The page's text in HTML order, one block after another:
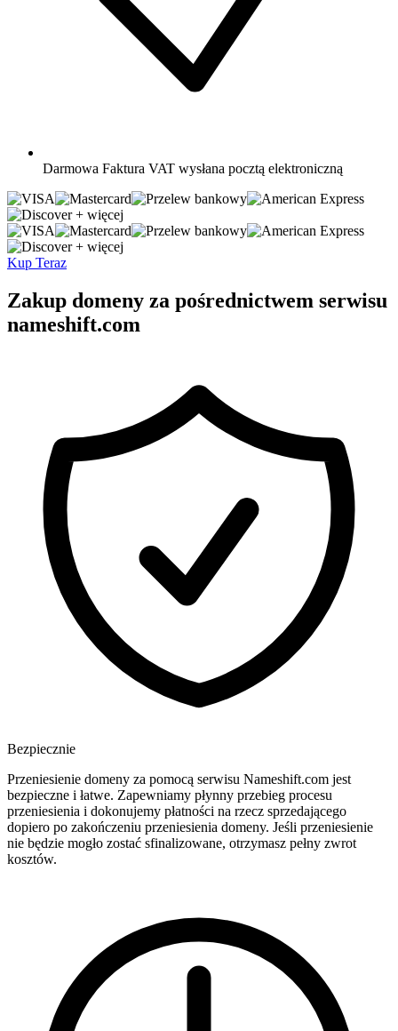
Darmowa Faktura VAT wysłana pocztą elektroniczną
+ więcej
+ więcej
Kup Teraz
Zakup domeny za pośrednictwem serwisu
nameshift.com
Bezpiecznie
Przeniesienie domeny za pomocą serwisu Nameshift.com jest
bezpieczne i łatwe. Zapewniamy płynny przebieg procesu
przeniesienia i dokonujemy płatności na rzecz sprzedającego
dopiero po zakończeniu przeniesienia domeny. Jeśli przeniesienie
nie będzie mogło zostać sfinalizowane, otrzymasz pełny zwrot
kosztów.